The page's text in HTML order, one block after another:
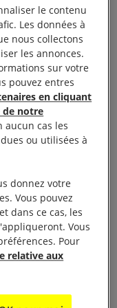
Si nous
notre
condoléances
nous voulons
face à la
à leurs
rejoindre le
aucune autre
ce pays. La
britanniques,
de faire de
les personnes à
le contenu
Les données à
nous collectons
les annonces.
sur votre
pouvez entres
en cliquant
notre
aucun cas les
ou utilisées à
donnez votre
Vous pouvez
dans ce cas, les
Vous
Pour
relative aux